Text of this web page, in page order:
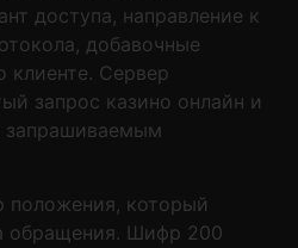
доступа, направление к
добавочные
Сервер
запрос казино онлайн и
запрашиваемым
положения, который
обращения. Шифр 200